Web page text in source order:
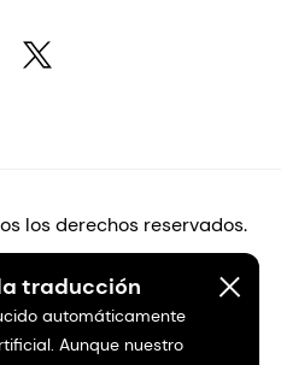
traducción
automáticamente
Aunque nuestro
los derechos reservados.